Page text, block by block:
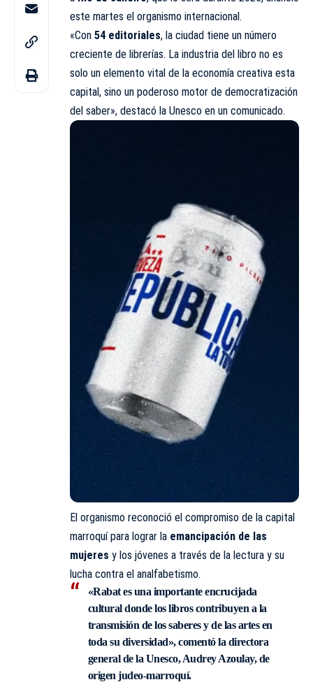
este martes el organismo internacional.
«Con 54 editoriales, la ciudad tiene un número
creciente de librerías. La industria del libro no es
solo un elemento vital de la economía creativa esta
capital, sino un poderoso motor de democratización
del saber», destacó la Unesco en un comunicado.
El organismo reconoció el compromiso de la capital
marroquí para lograr la emancipación de las
mujeres y los jóvenes a través de la lectura y su
lucha contra el analfabetismo.
«Rabat es una importante encrucijada
cultural donde los libros contribuyen a la
transmisión de los saberes y de las artes en
toda su diversidad», comentó la directora
general de la Unesco, Audrey Azoulay, de
origen judeo-marroquí.